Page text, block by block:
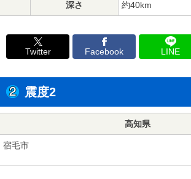
深さ 約40km
Twitter Facebook LINE
震度2
高知県
宿毛市